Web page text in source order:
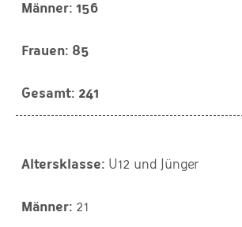
156
85
241
U12 und Jünger
21